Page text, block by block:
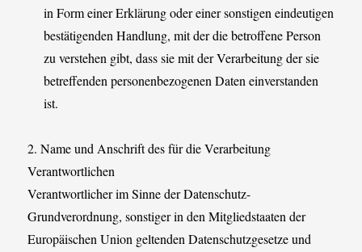
in Form einer Erklärung oder einer sonstigen eindeutigen
bestätigenden Handlung, mit der die betroffene Person
zu verstehen gibt, dass sie mit der Verarbeitung der sie
betreffenden personenbezogenen Daten einverstanden
ist.
2. Name und Anschrift des für die Verarbeitung
Verantwortlichen
Verantwortlicher im Sinne der Datenschutz-
Grundverordnung, sonstiger in den Mitgliedstaaten der
Europäischen Union geltenden Datenschutzgesetze und